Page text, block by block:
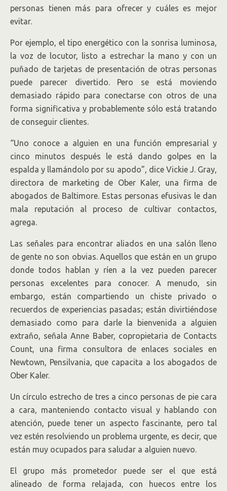
personas tienen más para ofrecer y cuáles es mejor
evitar.
Por ejemplo, el tipo energético con la sonrisa luminosa,
la voz de locutor, listo a estrechar la mano y con un
puñado de tarjetas de presentación de otras personas
puede parecer divertido. Pero se está moviendo
demasiado rápido para conectarse con otros de una
forma significativa y probablemente sólo está tratando
de conseguir clientes.
“Uno conoce a alguien en una función empresarial y
cinco minutos después le está dando golpes en la
espalda y llamándolo por su apodo”, dice Vickie J. Gray,
directora de marketing de Ober Kaler, una firma de
abogados de Baltimore. Estas personas efusivas le dan
mala reputación al proceso de cultivar contactos,
agrega.
Las señales para encontrar aliados en una salón lleno
de gente no son obvias. Aquellos que están en un grupo
donde todos hablan y ríen a la vez pueden parecer
personas excelentes para conocer. A menudo, sin
embargo, están compartiendo un chiste privado o
recuerdos de experiencias pasadas; están divirtiéndose
demasiado como para darle la bienvenida a alguien
extraño, señala Anne Baber, copropietaria de Contacts
Count, una firma consultora de enlaces sociales en
Newtown, Pensilvania, que capacita a los abogados de
Ober Kaler.
Un círculo estrecho de tres a cinco personas de pie cara
a cara, manteniendo contacto visual y hablando con
atención, puede tener un aspecto fascinante, pero tal
vez estén resolviendo un problema urgente, es decir, que
están muy ocupados para saludar a alguien nuevo.
El grupo más prometedor puede ser el que está
alineado de forma relajada, con huecos entre los